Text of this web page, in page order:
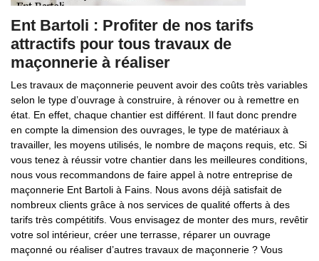
Ent Bartoli : Profiter de nos tarifs
attractifs pour tous travaux de
maçonnerie à réaliser
Les travaux de maçonnerie peuvent avoir des coûts très variables
selon le type d’ouvrage à construire, à rénover ou à remettre en
état. En effet, chaque chantier est différent. Il faut donc prendre
en compte la dimension des ouvrages, le type de matériaux à
travailler, les moyens utilisés, le nombre de maçons requis, etc. Si
vous tenez à réussir votre chantier dans les meilleures conditions,
nous vous recommandons de faire appel à notre entreprise de
maçonnerie Ent Bartoli à Fains. Nous avons déjà satisfait de
nombreux clients grâce à nos services de qualité offerts à des
tarifs très compétitifs. Vous envisagez de monter des murs, revêtir
votre sol intérieur, créer une terrasse, réparer un ouvrage
maçonné ou réaliser d’autres travaux de maçonnerie ? Vous